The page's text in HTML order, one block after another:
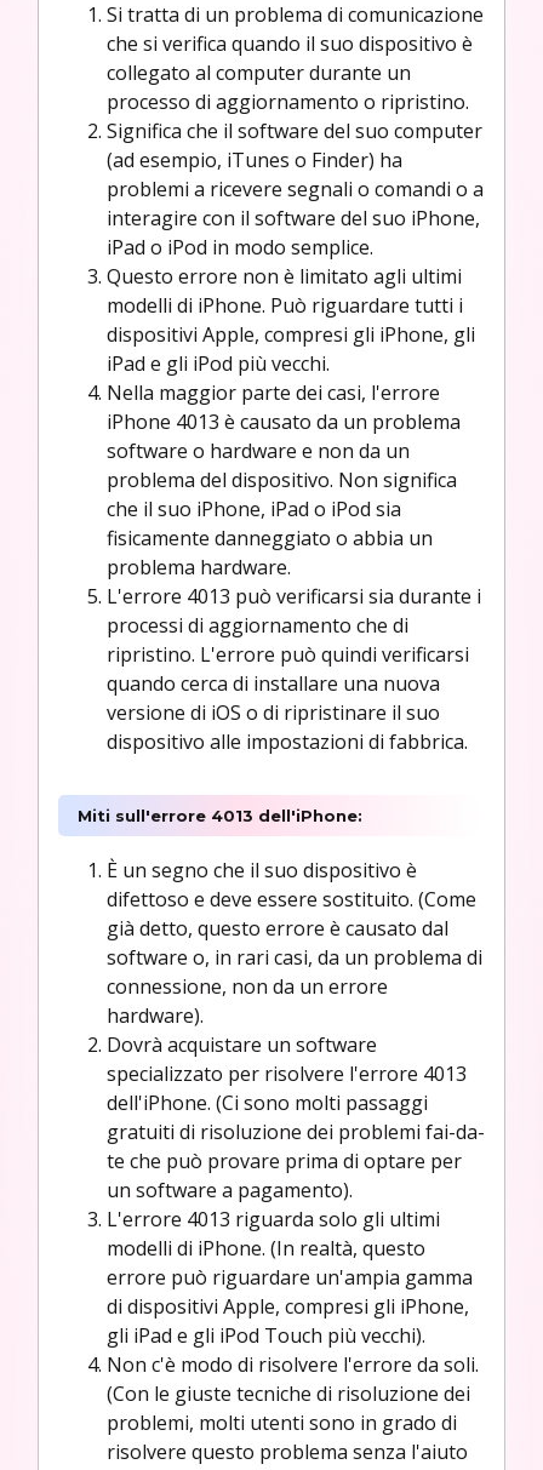
Si tratta di un problema di comunicazione
che si verifica quando il suo dispositivo è
collegato al computer durante un
processo di aggiornamento o ripristino.
Significa che il software del suo computer
(ad esempio, iTunes o Finder) ha
problemi a ricevere segnali o comandi o a
interagire con il software del suo iPhone,
iPad o iPod in modo semplice.
Questo errore non è limitato agli ultimi
modelli di iPhone. Può riguardare tutti i
dispositivi Apple, compresi gli iPhone, gli
iPad e gli iPod più vecchi.
Nella maggior parte dei casi, l'errore
iPhone 4013 è causato da un problema
software o hardware e non da un
problema del dispositivo. Non significa
che il suo iPhone, iPad o iPod sia
fisicamente danneggiato o abbia un
problema hardware.
L'errore 4013 può verificarsi sia durante i
processi di aggiornamento che di
ripristino. L'errore può quindi verificarsi
quando cerca di installare una nuova
versione di iOS o di ripristinare il suo
dispositivo alle impostazioni di fabbrica.
Miti sull'errore 4013 dell'iPhone:
È un segno che il suo dispositivo è
difettoso e deve essere sostituito. (Come
già detto, questo errore è causato dal
software o, in rari casi, da un problema di
connessione, non da un errore
hardware).
Dovrà acquistare un software
specializzato per risolvere l'errore 4013
dell'iPhone. (Ci sono molti passaggi
gratuiti di risoluzione dei problemi fai-da-
te che può provare prima di optare per
un software a pagamento).
L'errore 4013 riguarda solo gli ultimi
modelli di iPhone. (In realtà, questo
errore può riguardare un'ampia gamma
di dispositivi Apple, compresi gli iPhone,
gli iPad e gli iPod Touch più vecchi).
Non c'è modo di risolvere l'errore da soli.
(Con le giuste tecniche di risoluzione dei
problemi, molti utenti sono in grado di
risolvere questo problema senza l'aiuto